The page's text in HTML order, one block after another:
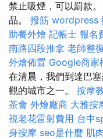
禁止吸煙，可以罰款
品。 撥筋 wordpress
助餐外燴 記帳士 報名
南路四段推拿 老師整
外燴佈置 Google商家
在清晨，我們到達巴
觀的城市之一。 按摩
茶會 外燴廠商 大雅按
視老花雷射費用 台中
身按摩 seo是什麼 肌